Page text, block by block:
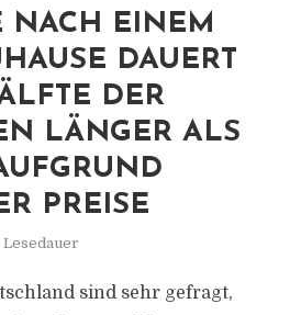
NACH EINEM
DAUERT
DER
LÄNGER ALS
PREISE
Lesedauer
sind sehr gefragt,